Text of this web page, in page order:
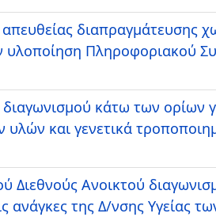
διαπραγμάτευσης
Πληροφοριακού
κάτω των ορίων
και γενετικά
Ανοικτού
ανάγκες της Δ/νσης Υγείας